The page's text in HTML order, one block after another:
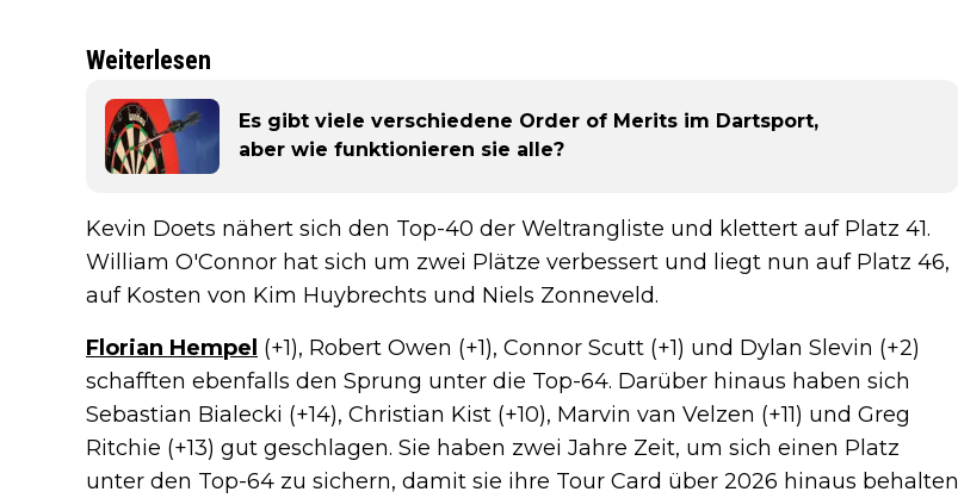
Weiterlesen
Es gibt viele verschiedene Order of Merits im Dartsport,
aber wie funktionieren sie alle?
Kevin Doets nähert sich den Top-40 der Weltrangliste und klettert auf Platz 41.
William O'Connor hat sich um zwei Plätze verbessert und liegt nun auf Platz 46,
auf Kosten von Kim Huybrechts und Niels Zonneveld.
Florian Hempel (+1), Robert Owen (+1), Connor Scutt (+1) und Dylan Slevin (+2)
schafften ebenfalls den Sprung unter die Top-64. Darüber hinaus haben sich
Sebastian Bialecki (+14), Christian Kist (+10), Marvin van Velzen (+11) und Greg
Ritchie (+13) gut geschlagen. Sie haben zwei Jahre Zeit, um sich einen Platz
unter den Top-64 zu sichern, damit sie ihre Tour Card über 2026 hinaus behalten